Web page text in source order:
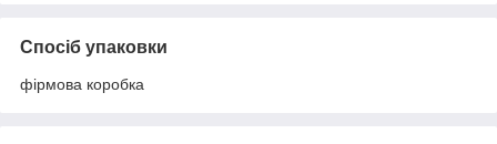
Спосіб упаковки
фірмова коробка